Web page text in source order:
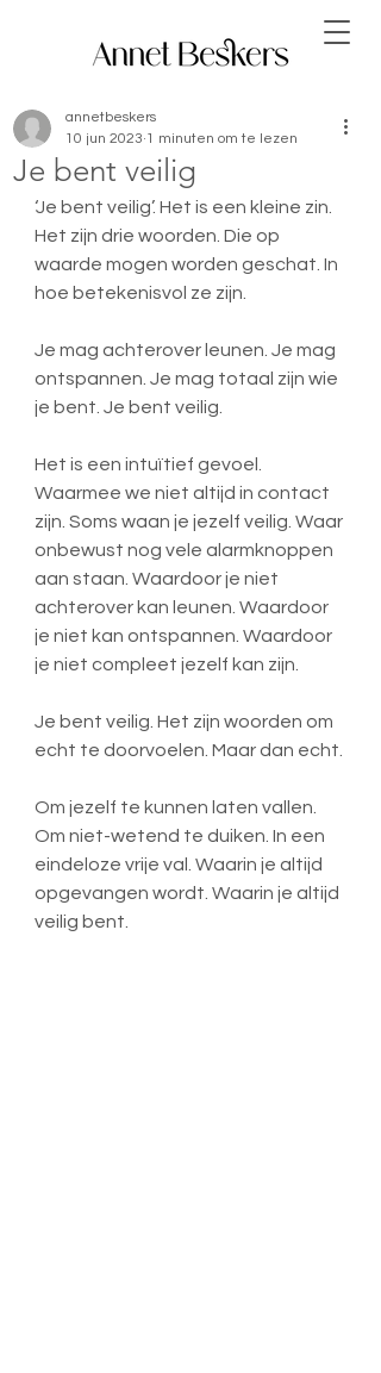
Je bent veilig
annetbeskers
10 jun 2023 1 minuten om te lezen
‘Je bent veilig’. Het is een kleine zin.
Het zijn drie woorden. Die op
waarde mogen worden geschat. In
hoe betekenisvol ze zijn.
Je mag achterover leunen. Je mag
ontspannen. Je mag totaal zijn wie
je bent. Je bent veilig.
Het is een intuïtief gevoel.
Waarmee we niet altijd in contact
zijn. Soms waan je jezelf veilig. Waar
onbewust nog vele alarmknoppen
aan staan. Waardoor je niet
achterover kan leunen. Waardoor
je niet kan ontspannen. Waardoor
je niet compleet jezelf kan zijn.
Je bent veilig. Het zijn woorden om
echt te doorvoelen. Maar dan echt.
Om jezelf te kunnen laten vallen.
Om niet-wetend te duiken. In een
eindeloze vrije val. Waarin je altijd
opgevangen wordt. Waarin je altijd
veilig bent.